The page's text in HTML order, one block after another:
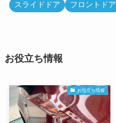
スライドドア
フロントドア
お役立ち情報
お役立ち情報